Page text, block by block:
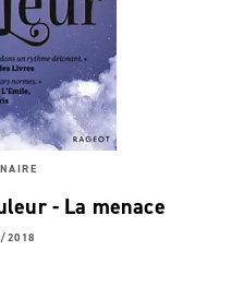
- La menace
2018